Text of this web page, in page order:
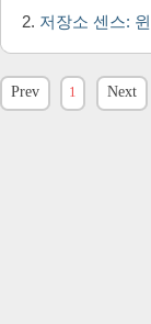
저장소 센스:
Prev 1 Next